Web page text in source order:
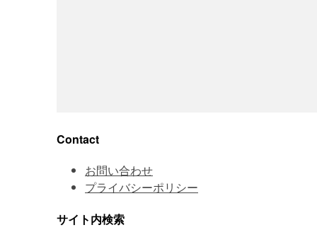
Contact
お問い合わせ
プライバシーポリシー
サイト内検索